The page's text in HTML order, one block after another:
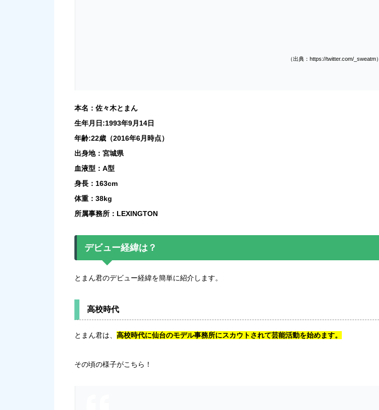
（出典：https://twitter.com/_sweatm）
本名：佐々木とまん
生年月日:1993年9月14日
年齢:22歳（2016年6月時点）
出身地：宮城県
血液型：A型
身長：163cm
体重：38kg
所属事務所：LEXINGTON
デビュー経緯は？
とまん君のデビュー経緯を簡単に紹介します。
高校時代
とまん君は、 高校時代に仙台のモデル事務所にスカウトされて芸能活動を始めます。
その頃の様子がこちら！